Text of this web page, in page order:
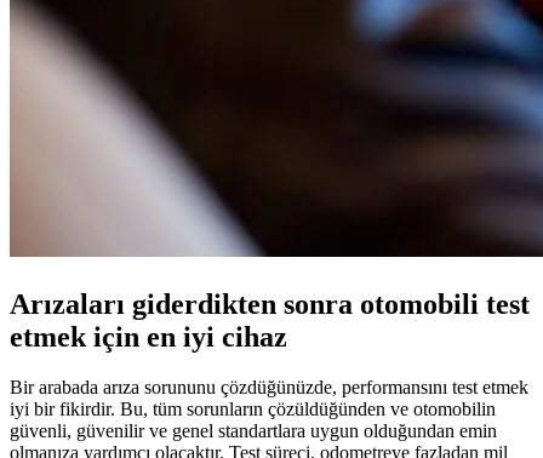
Arızaları giderdikten sonra otomobili test
etmek için en iyi cihaz
Bir arabada arıza sorununu çözdüğünüzde, performansını test etmek
iyi bir fikirdir. Bu, tüm sorunların çözüldüğünden ve otomobilin
güvenli, güvenilir ve genel standartlara uygun olduğundan emin
olmanıza yardımcı olacaktır. Test süreci, odometreye fazladan mil